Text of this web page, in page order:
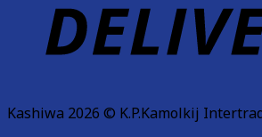
Kashiwa 2026 © K.P.Kamolkij